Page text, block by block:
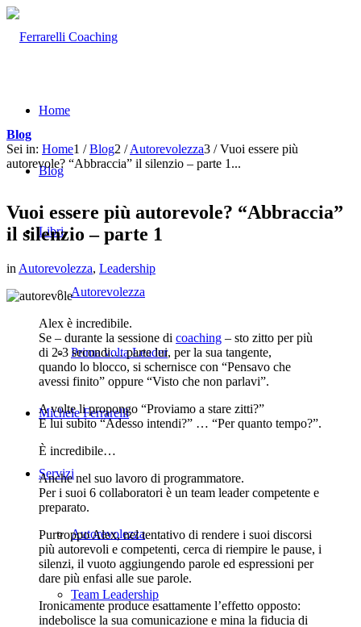
Home
Blog
Libri
Autorevolezza
Prima volta Leader
Michele Ferrarelli
Servizi
Autorevolezza
Team Leadership
Blog
Sei in: Home1 / Blog2 / Autorevolezza3 / Vuoi essere più
autorevole? “Abbraccia” il silenzio – parte 1...
Vuoi essere più autorevole? “Abbraccia”
il silenzio – parte 1
in Autorevolezza, Leadership
Alex è incredibile.
Se – durante la sessione di coaching – sto zitto per più
di 2-3 secondi… parte lui, per la sua tangente,
quando lo blocco, si schernisce con “Pensavo che
avessi finito” oppure “Visto che non parlavi”.
A volte li propongo “Proviamo a stare zitti?”
E lui subito “Adesso intendi?” … “Per quanto tempo?”.
È incredibile…
Anche nel suo lavoro di programmatore.
Per i suoi 6 collaboratori è un team leader competente e
preparato.
Purtroppo Alex, nel tentativo di rendere i suoi discorsi
più autorevoli e competenti, cerca di riempire le pause, i
silenzi, il vuoto aggiungendo parole ed espressioni per
dare più enfasi alle sue parole.
Ironicamente produce esattamente l’effetto opposto:
indebolisce la sua comunicazione e mina la fiducia di